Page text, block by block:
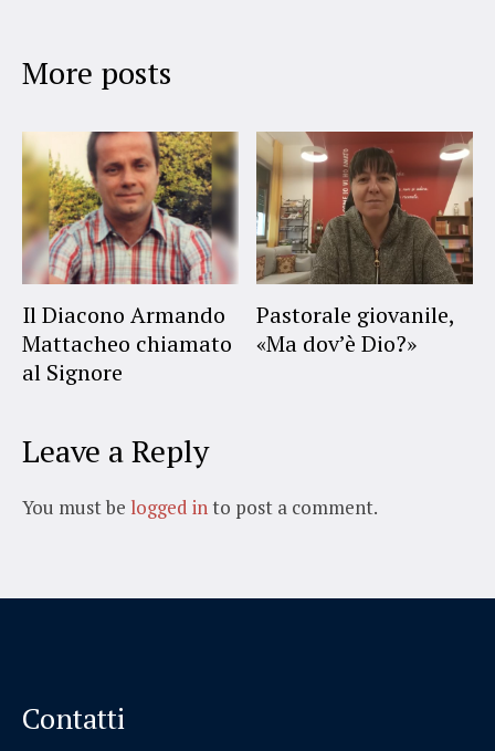
More posts
Il Diacono Armando
Mattacheo chiamato
al Signore
Pastorale giovanile,
«Ma dov’è Dio?»
Leave a Reply
You must be logged into post a comment.
Contatti